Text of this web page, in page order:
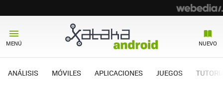
MENÚ NUEVO
ANÁLISIS MÓVILES APLICACIONES JUEGOS